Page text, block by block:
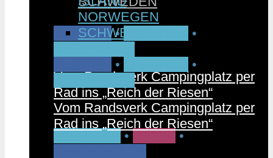
CAMPEN •
•
Vom Randsverk Campingplatz per
Rad ins „Reich der Riesen“
FINNLAND • MUSIK •
NORWEGEN
SCHWEDEN
•
•
Vom Randsverk Campingplatz per
Rad ins „Reich der Riesen“